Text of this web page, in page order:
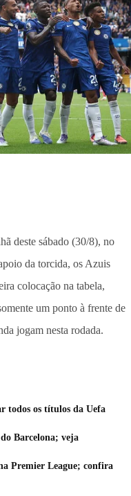
deste sábado (30/8), no
da torcida, os Azuis
colocação na tabela,
um ponto à frente de
jogam nesta rodada.
todos os títulos da Uefa
Barcelona; veja
Premier League; confira